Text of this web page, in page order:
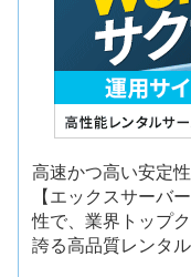
高速かつ高い安定
【エックスサーバ
性で、業界トップ
誇る高品質レンタ